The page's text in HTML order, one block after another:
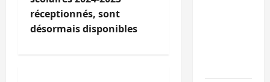
g
a
réceptionnés, sont
désormais disponibles